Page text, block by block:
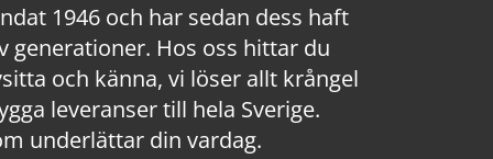
1946 och har sedan dess haft
generationer. Hos oss hittar du
och känna, vi löser allt krångel
leveranser till hela Sverige.
underlättar din vardag.